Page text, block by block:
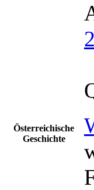
Österreichische
Geschichte